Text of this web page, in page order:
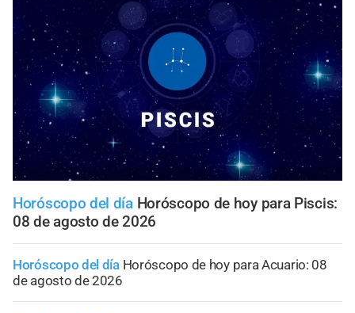
Horóscopo del día Horóscopo de hoy para Piscis:
08 de agosto de 2026
Horóscopo del día Horóscopo de hoy para Acuario: 08
de agosto de 2026